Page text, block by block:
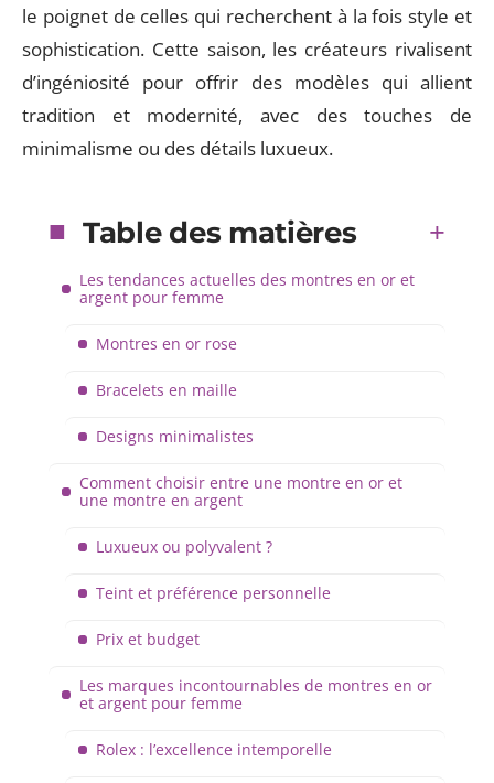
le poignet de celles qui recherchent à la fois style et
sophistication. Cette saison, les créateurs rivalisent
d’ingéniosité pour offrir des modèles qui allient
tradition et modernité, avec des touches de
minimalisme ou des détails luxueux.
Table des matières
Les tendances actuelles des montres en or et
argent pour femme
Montres en or rose
Bracelets en maille
Designs minimalistes
Comment choisir entre une montre en or et
une montre en argent
Luxueux ou polyvalent ?
Teint et préférence personnelle
Prix et budget
Les marques incontournables de montres en or
et argent pour femme
Rolex : l’excellence intemporelle